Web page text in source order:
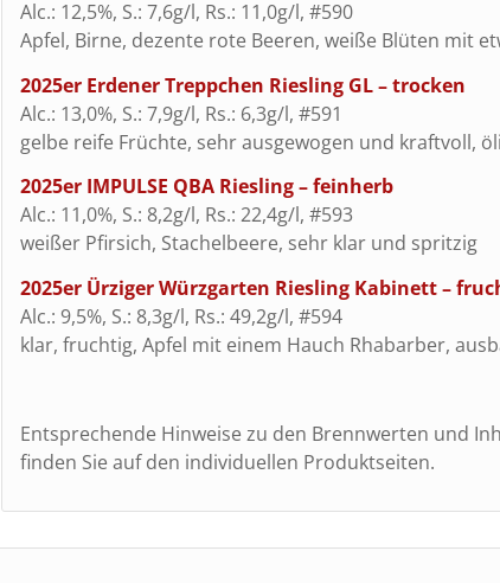
Alc.: 12,5%, S.: 7,6g/l, Rs.: 11,0g/l, #590
Apfel, Birne, dezente rote Beeren, weiße Blüten mit
2025er Erdener Treppchen Riesling GL – trocken
Alc.: 13,0%, S.: 7,9g/l, Rs.: 6,3g/l, #591
gelbe reife Früchte, sehr ausgewogen und kraftvoll,
2025er IMPULSE QBA Riesling – feinherb
Alc.: 11,0%, S.: 8,2g/l, Rs.: 22,4g/l, #593
weißer Pfirsich, Stachelbeere, sehr klar und spritzig
2025er Ürziger Würzgarten Riesling Kabinett –
Alc.: 9,5%, S.: 8,3g/l, Rs.: 49,2g/l, #594
klar, fruchtig, Apfel mit einem Hauch Rhabarber,
Entsprechende Hinweise zu den Brennwerten und
finden Sie auf den individuellen Produktseiten.